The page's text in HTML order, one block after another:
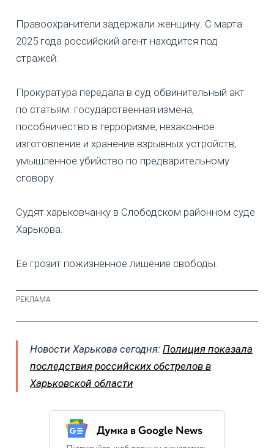
Правоохранители задержали женщину. С марта
2025 года российский агент находится под
стражей.
Прокуратура передала в суд обвинительный акт
по статьям: государственная измена,
пособничество в терроризме, незаконное
изготовление и хранение взрывных устройств,
умышленное убийство по предварительному
сговору.
Судят харьковчанку в Слободском районном суде
Харькова.
Ее грозит пожизненное лишение свободы.
Новости Харькова сегодня: Полиция показала
последствия российских обстрелов в
Харьковской области